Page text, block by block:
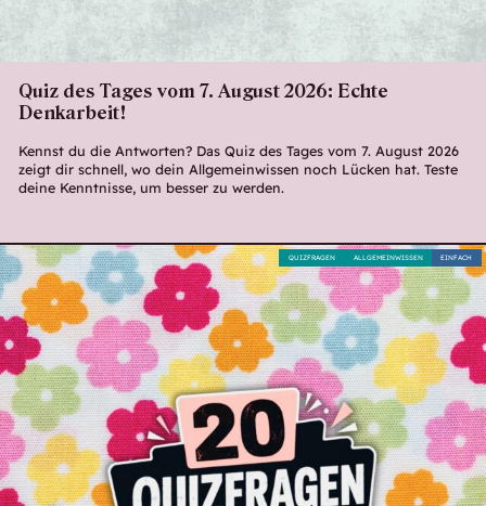
Quiz des Tages vom 7. August 2026: Echte
Denkarbeit!
Kennst du die Antworten? Das Quiz des Tages vom 7. August 2026
zeigt dir schnell, wo dein Allgemeinwissen noch Lücken hat. Teste
deine Kenntnisse, um besser zu werden.
EINFACH
ALLGEMEINWISSEN
QUIZFRAGEN